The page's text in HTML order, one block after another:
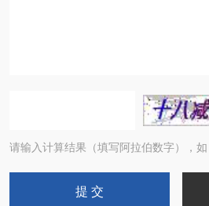
请输入计算结果（填写阿拉伯数字），